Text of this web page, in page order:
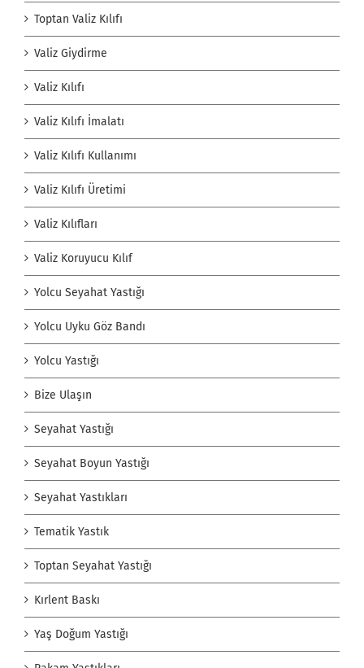
Toptan Valiz Kılıfı
Valiz Giydirme
Valiz Kılıfı
Valiz Kılıfı İmalatı
Valiz Kılıfı Kullanımı
Valiz Kılıfı Üretimi
Valiz Kılıfları
Valiz Koruyucu Kılıf
Yolcu Seyahat Yastığı
Yolcu Uyku Göz Bandı
Yolcu Yastığı
Bize Ulaşın
Seyahat Yastığı
Seyahat Boyun Yastığı
Seyahat Yastıkları
Tematik Yastık
Toptan Seyahat Yastığı
Kırlent Baskı
Yaş Doğum Yastığı